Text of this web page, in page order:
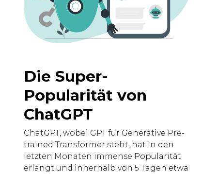
Die Super-
Popularität von
ChatGPT
ChatGPT, wobei GPT für Generative Pre-
trained Transformer steht, hat in den
letzten Monaten immense Popularität
erlangt und innerhalb von 5 Tagen etwa